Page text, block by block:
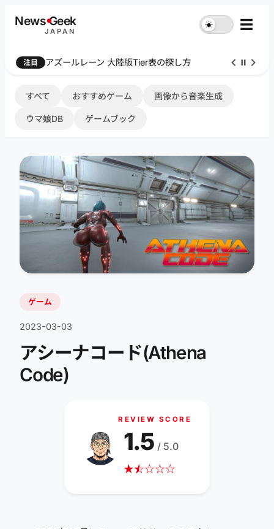
NewsGeek
JAPAN
☀︎ ☰
注目 Farthest Frontier 序盤攻略
すべて おすすめゲーム 画像から音楽生成
ウマ娘DB ゲームブック
ゲーム
2023-03-03
アシーナコード(Athena
Code)
REVIEW SCORE
★☆
★☆☆☆
1.5 / 5.0